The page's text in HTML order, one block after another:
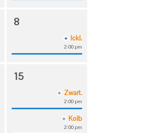
8
Ickl.
2:00 pm
15
Zwart.
2:00 pm
Kolb
2:00 pm